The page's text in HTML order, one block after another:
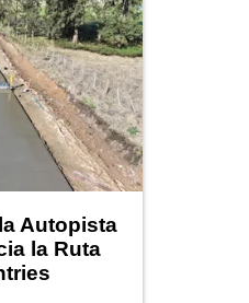
Autopista
la Ruta